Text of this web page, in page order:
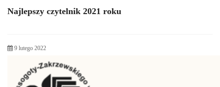
Najlepszy czytelnik 2021 roku
9 lutego 2022